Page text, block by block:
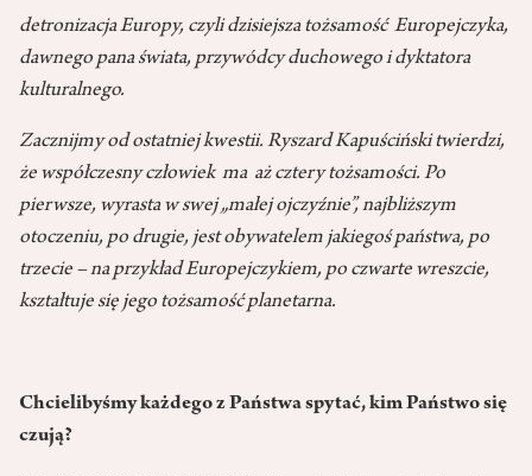
detronizacja Europy, czyli dzisiejsza tożsamość Europejczyka,
dawnego pana świata, przywódcy duchowego i dyktatora
kulturalnego.
Zacznijmy od ostatniej kwestii. Ryszard Kapuściński twierdzi,
że współczesny człowiek ma aż cztery tożsamości. Po
pierwsze, wyrasta w swej „małej ojczyźnie”, najbliższym
otoczeniu, po drugie, jest obywatelem jakiegoś państwa, po
trzecie – na przykład Europejczykiem, po czwarte wreszcie,
kształtuje się jego tożsamość planetarna.
Chcielibyśmy każdego z Państwa spytać, kim Państwo się
czują?